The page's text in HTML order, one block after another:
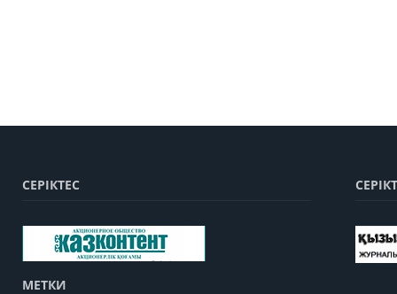
СЕРІКТЕС
МЕТКИ